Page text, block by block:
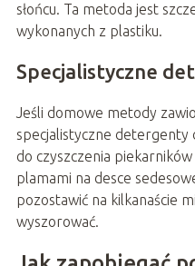
słońcu. Ta metoda jest
wykonanych z plastiku.
Specjalistyczne
Jeśli domowe metody
specjalistyczne detergenty
do czyszczenia
plamami na desce
pozostawić na kilkanaście
wyszorować.